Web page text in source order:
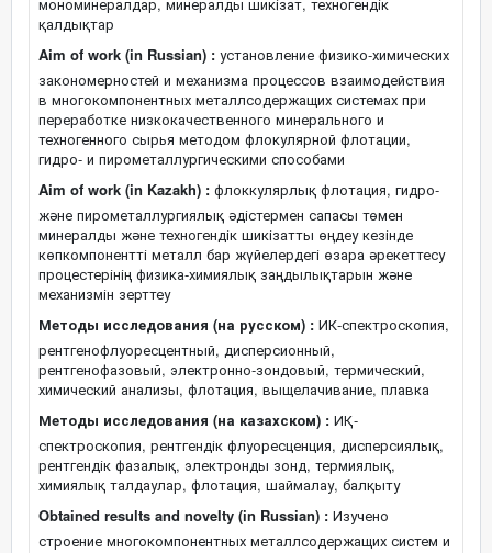
қалдықтар
Aim of work (in Russian) : установление физико-химических
закономерностей и механизма процессов взаимодействия
в многокомпонентных металлсодержащих системах при
переработке низкокачественного минерального и
техногенного сырья методом флокулярной флотации,
гидро- и пирометаллургическими способами
Aim of work (in Kazakh) : флоккулярлық флотация, гидро-
және пирометаллургиялық әдістермен сапасы төмен
минералды және техногендік шикізатты өңдеу кезінде
көпкомпонентті металл бар жүйелердегі өзара әрекеттесу
процестерінің физика-химиялық заңдылықтарын және
механизмін зерттеу
Методы исследования (на русском) : ИК-спектроскопия,
рентгенофлуоресцентный, дисперсионный,
рентгенофазовый, электронно-зондовый, термический,
химический анализы, флотация, выщелачивание, плавка
Методы исследования (на казахском) : ИҚ-
спектроскопия, рентгендік флуоресценция, дисперсиялық,
рентгендік фазалық, электронды зонд, термиялық,
химиялық талдаулар, флотация, шаймалау, балқыту
Obtained results and novelty (in Russian) : Изучено
строение многокомпонентных металлсодержащих систем и